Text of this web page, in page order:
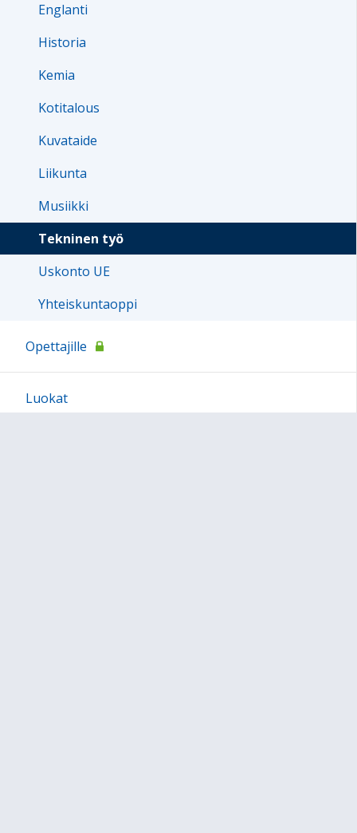
Englanti
Historia
Kemia
Kotitalous
Kuvataide
Liikunta
Musiikki
Tekninen työ
Uskonto UE
Yhteiskuntaoppi
Opettajille
Luokat